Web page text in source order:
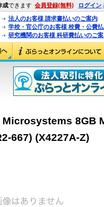
成できます 会員登録(無料) ログイン
法人のお客様 請求書払いのご案内
学校・官公庁のお客様 校費・公費
研究機関のお客様 科研費払いのご
Microsystems 8GB
667) (X4227A-Z)